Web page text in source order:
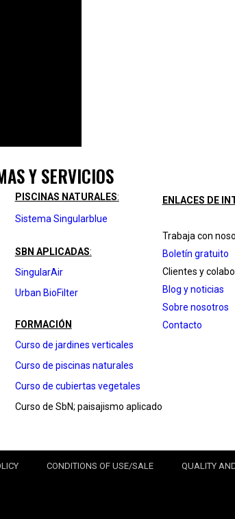
Y SERVICIOS
PISCINAS NATURALES:
Sistema Singularblue
SBN APLICADAS:
SingularAir
Urban BioFilter
FORMACIÓN
Curso de jardines verticales
Curso de piscinas naturales
Curso de cubiertas vegetales
Curso de SbN; paisajismo aplicado
ENLACES DE
Trabaja con
Boletín gratuito
Clientes y
Blog y noticias
Sobre nosotros
Contacto
CONDITIONS OF USE/SALE QUALITY